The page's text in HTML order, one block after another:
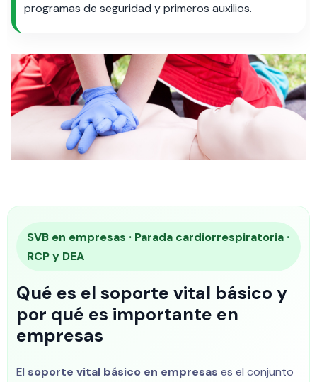
programas de seguridad y primeros auxilios.
SVB en empresas · Parada cardiorrespiratoria ·
RCP y DEA
Qué es el soporte vital básico y
por qué es importante en
empresas
El soporte vital básico en empresas es el conjunto